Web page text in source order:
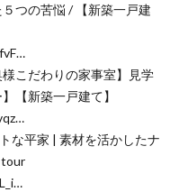
つの苦悩 / 【新築一戸建
こだわりの家事室】見学
【新築一戸建て】
な平家 | 素材を活かしたナ
tour